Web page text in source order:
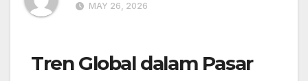
MAY 26, 2026
Tren Global dalam Pasar